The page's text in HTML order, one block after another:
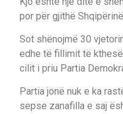
por për gjithë Shqipërinë.
Sot shënojmë 30
edhe të fillimit të
cilit i priu Partia
Partia jonë nuk e ka
sepse zanafilla e saj